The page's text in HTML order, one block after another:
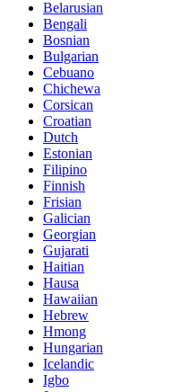
Belarusian
Bengali
Bosnian
Bulgarian
Cebuano
Chichewa
Corsican
Croatian
Dutch
Estonian
Filipino
Finnish
Frisian
Galician
Georgian
Gujarati
Haitian
Hausa
Hawaiian
Hebrew
Hmong
Hungarian
Icelandic
Igbo